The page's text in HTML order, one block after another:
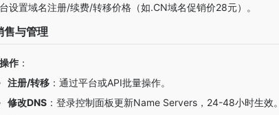
设置域名注册/续费/转移价格（如.CN域名促销价28元）。
与管理
作 ：
注册/转移 ：通过平台或API批量操作。
修改DNS ：登录控制面板更新Name Servers，24-48小时生效。